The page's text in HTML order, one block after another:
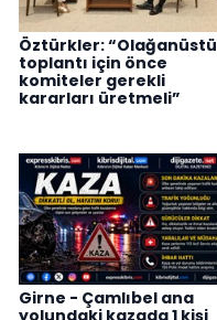
Öztürkler: “Olağanüstü
toplantı için önce
komiteler gerekli
kararları üretmeli”
Girne - Çamlıbel ana